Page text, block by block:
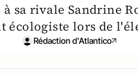
à sa rivale Sandrine
écologiste lors de
Rédaction d'Atlantico